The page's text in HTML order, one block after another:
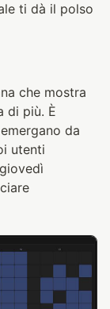
ti dà il polso
che mostra
di più. È
da
utenti